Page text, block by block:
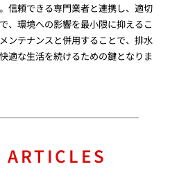
信頼できる専門業者と連携し、適切
、環境への影響を最小限に抑えるこ
ンテナンスと併用することで、排水
適な生活を続けるための鍵となりま